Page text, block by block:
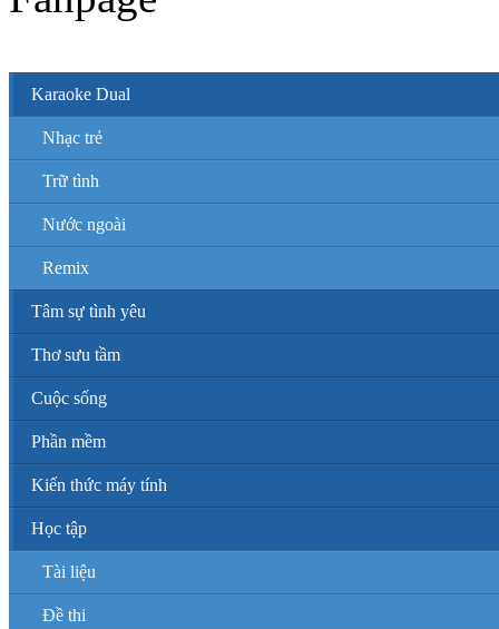
Karaoke Dual
Nhạc trẻ
Trữ tình
Nước ngoài
Remix
Tâm sự tình yêu
Thơ sưu tầm
Cuộc sống
Phần mềm
Kiến thức máy tính
Học tập
Tài liệu
Đề thi